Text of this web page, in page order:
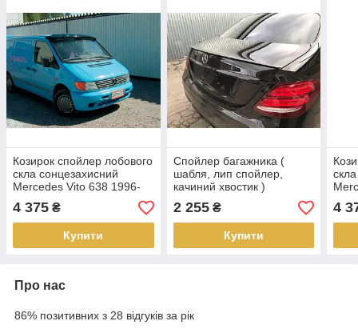
Козирок спойлер лобового
скла сонцезахисний
Mercedes Vito 638 1996-
2003 г. Мерседес Віто
4 375 ₴
Купити
Спойлер багажника (
шабля, лип спойлер,
качиний хвостик )
Mercedes E-class W213
2016+ р. в.
2 255₴
Купити
4
Про нас
86% позитивних з 28 відгуків за рік